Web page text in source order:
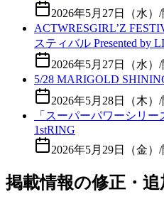
2026年5月27日（水） /
ACTWRESGIRL’Z
スティバル Presented by
2026年5月27日（水） /
5/28 MARIGOLD
2026年5月28日（木） /
「スーパーパワーシリ
1stRING
2026年5月29日（金） /
掲載情報の修正・